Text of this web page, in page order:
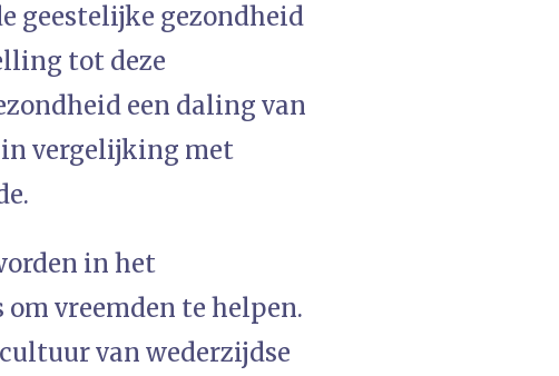
geestelijke gezondheid
tot deze
een daling van
vergelijking met
in het
vreemden te helpen.
van wederzijdse